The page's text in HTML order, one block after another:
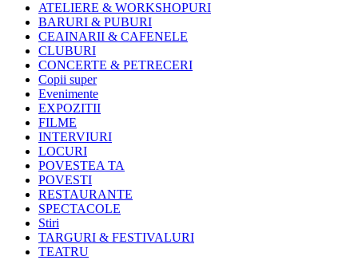
ATELIERE & WORKSHOPURI
BARURI & PUBURI
CEAINARII & CAFENELE
CLUBURI
CONCERTE & PETRECERI
Copii super
Evenimente
EXPOZITII
FILME
INTERVIURI
LOCURI
POVESTEA TA
POVESTI
RESTAURANTE
SPECTACOLE
Stiri
TARGURI & FESTIVALURI
TEATRU